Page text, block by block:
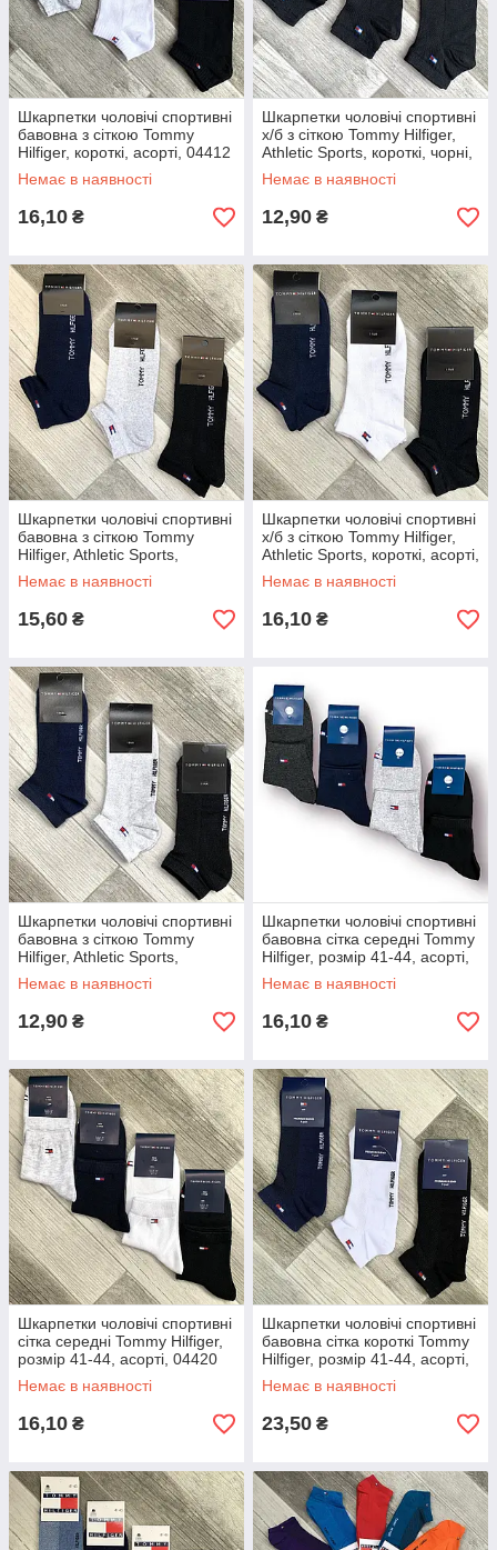
Шкарпетки чоловічі спортивні
бавовна з сіткою Tommy
Hilfiger, короткі, асорті, 04412
Немає в наявності
16,10 ₴
Шкарпетки чоловічі спортивні
х/б з сіткою Tommy Hilfiger,
Athletic Sports, короткі, чорні,
04402
Немає в наявності
12,90 ₴
Шкарпетки чоловічі спортивні
бавовна з сіткою Tommy
Hilfiger, Athletic Sports,
короткі, асорті, 04404
Немає в наявності
15,60 ₴
Шкарпетки чоловічі спортивні
х/б з сіткою Tommy Hilfiger,
Athletic Sports, короткі, асорті,
04405
Немає в наявності
16,10 ₴
Шкарпетки чоловічі спортивні
бавовна з сіткою Tommy
Hilfiger, Athletic Sports,
короткі, асорті, 04421
Немає в наявності
12,90 ₴
Шкарпетки чоловічі спортивні
бавовна сітка середні Tommy
Hilfiger, розмір 41-44, асорті,
04419
Немає в наявності
16,10 ₴
Шкарпетки чоловічі спортивні
сітка середні Tommy Hilfiger,
розмір 41-44, асорті, 04420
Немає в наявності
16,10 ₴
Шкарпетки чоловічі спортивні
бавовна сітка короткі Tommy
Hilfiger, розмір 41-44, асорті,
04450
Немає в наявності
23,50 ₴